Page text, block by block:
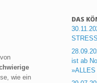
wie ein
DAS
ist ab
»ALLES